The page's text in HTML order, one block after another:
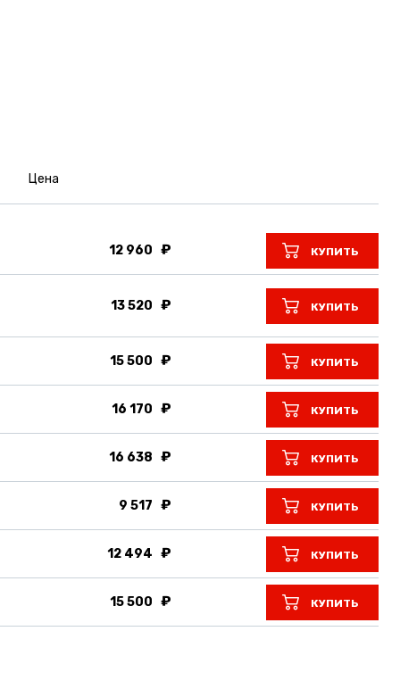
Цена
12 960 КУПИТЬ
13 520 КУПИТЬ
15 500 КУПИТЬ
16 170 КУПИТЬ
16 638 КУПИТЬ
9 517 КУПИТЬ
12 494 КУПИТЬ
15 500 КУПИТЬ